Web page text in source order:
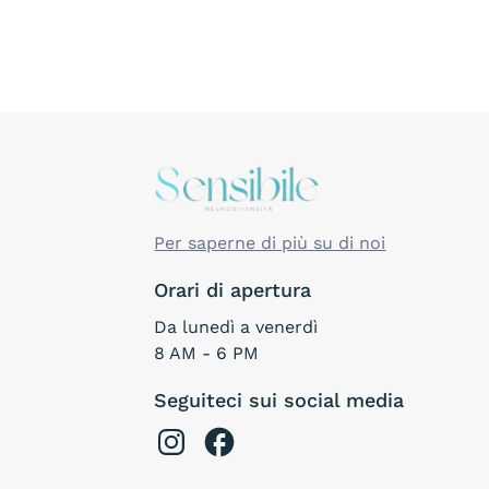
Per saperne di più su di noi
Orari di apertura
Da lunedì a venerdì
8 AM - 6 PM
Seguiteci sui social media